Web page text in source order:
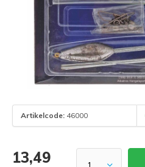
Artikelcode: 46000
13,49